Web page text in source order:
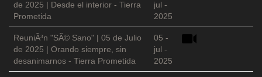
de 2025 | Desde el interior - Tierra
Prometida
jul -
2025
ReuniÃ³n "SÃ© Sano" | 05 de Julio
de 2025 | Orando siempre, sin
desanimarnos - Tierra Prometida
05 -
jul -
2025